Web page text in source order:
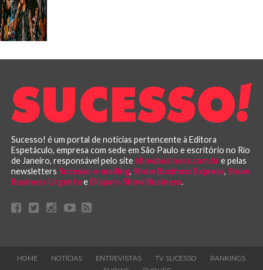
Sucesso! é um portal de notícias pertencente à Editora
Espetáculo, empresa com sede em São Paulo e escritório no Rio
de Janeiro, responsável pelo site showbusiness.com.bre pelas
newsletters Sucesso e-mailing, Show Business Express, Show
Business Urgentee Disparo Show Business.
HOME NOTÍCIAS ENTREVISTAS TV SUCESSO
RANKINGS